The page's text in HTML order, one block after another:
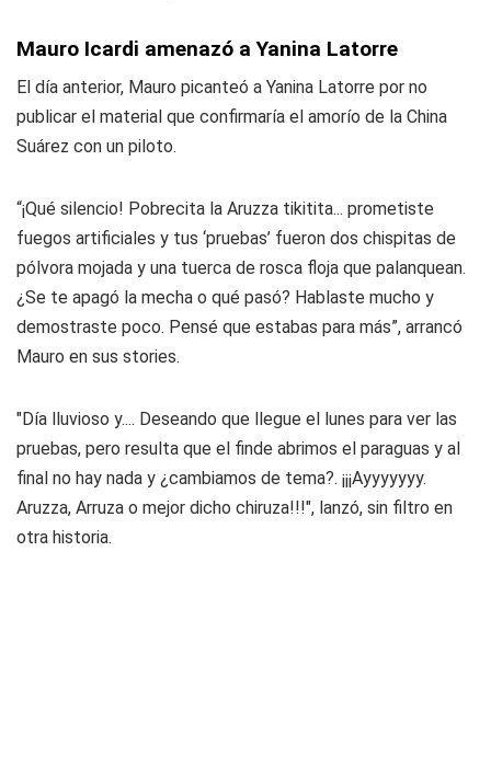
Mauro Icardi amenazó a Yanina Latorre
El día anterior, Mauro picanteó a Yanina Latorre por no
publicar el material que confirmaría el amorío de la China
Suárez con un piloto.
“¡Qué silencio! Pobrecita la Aruzza tikitita... prometiste
fuegos artificiales y tus ‘pruebas’ fueron dos chispitas de
pólvora mojada y una tuerca de rosca floja que palanquean.
¿Se te apagó la mecha o qué pasó? Hablaste mucho y
demostraste poco. Pensé que estabas para más”, arrancó
Mauro en sus stories.
"Día lluvioso y.... Deseando que llegue el lunes para ver las
pruebas, pero resulta que el finde abrimos el paraguas y al
final no hay nada y ¿cambiamos de tema?. ¡¡¡Ayyyyyyy.
Aruzza, Arruza o mejor dicho chiruza!!!", lanzó, sin filtro en
otra historia.